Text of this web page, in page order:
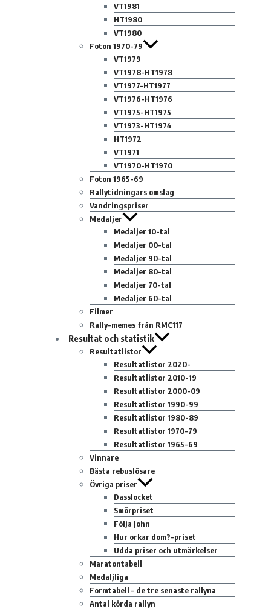
VT1981
HT1980
VT1980
Foton 1970-79
VT1979
VT1978-HT1978
VT1977-HT1977
VT1976-HT1976
VT1975-HT1975
VT1973-HT1974
HT1972
VT1971
VT1970-HT1970
Foton 1965-69
Rallytidningars omslag
Vandringspriser
Medaljer
Medaljer 10-tal
Medaljer 00-tal
Medaljer 90-tal
Medaljer 80-tal
Medaljer 70-tal
Medaljer 60-tal
Filmer
Rally-memes från RMC117
Resultat och statistik
Resultatlistor
Resultatlistor 2020-
Resultatlistor 2010-19
Resultatlistor 2000-09
Resultatlistor 1990-99
Resultatlistor 1980-89
Resultatlistor 1970-79
Resultatlistor 1965-69
Vinnare
Bästa rebuslösare
Övriga priser
Dasslocket
Smörpriset
Följa John
Hur orkar dom?-priset
Udda priser och utmärkelser
Maratontabell
Medaljliga
Formtabell – de tre senaste rallyna
Antal körda rallyn